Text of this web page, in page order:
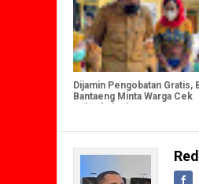
Dijamin Pengobatan Gratis,
Bantaeng Minta Warga Cek
Tuberkulosis